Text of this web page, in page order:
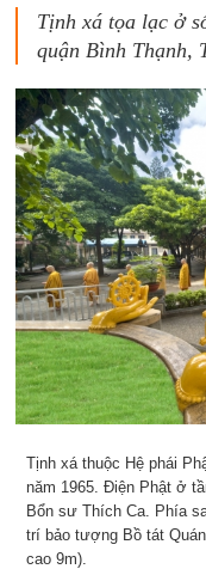
Tịnh xá tọa lạc ở
quận Bình Thạnh,
Tịnh xá thuộc Hệ phái
năm 1965. Điện Phật ở
Bổn sư Thích Ca. Phía
trí bảo tượng Bồ tát
cao 9m).